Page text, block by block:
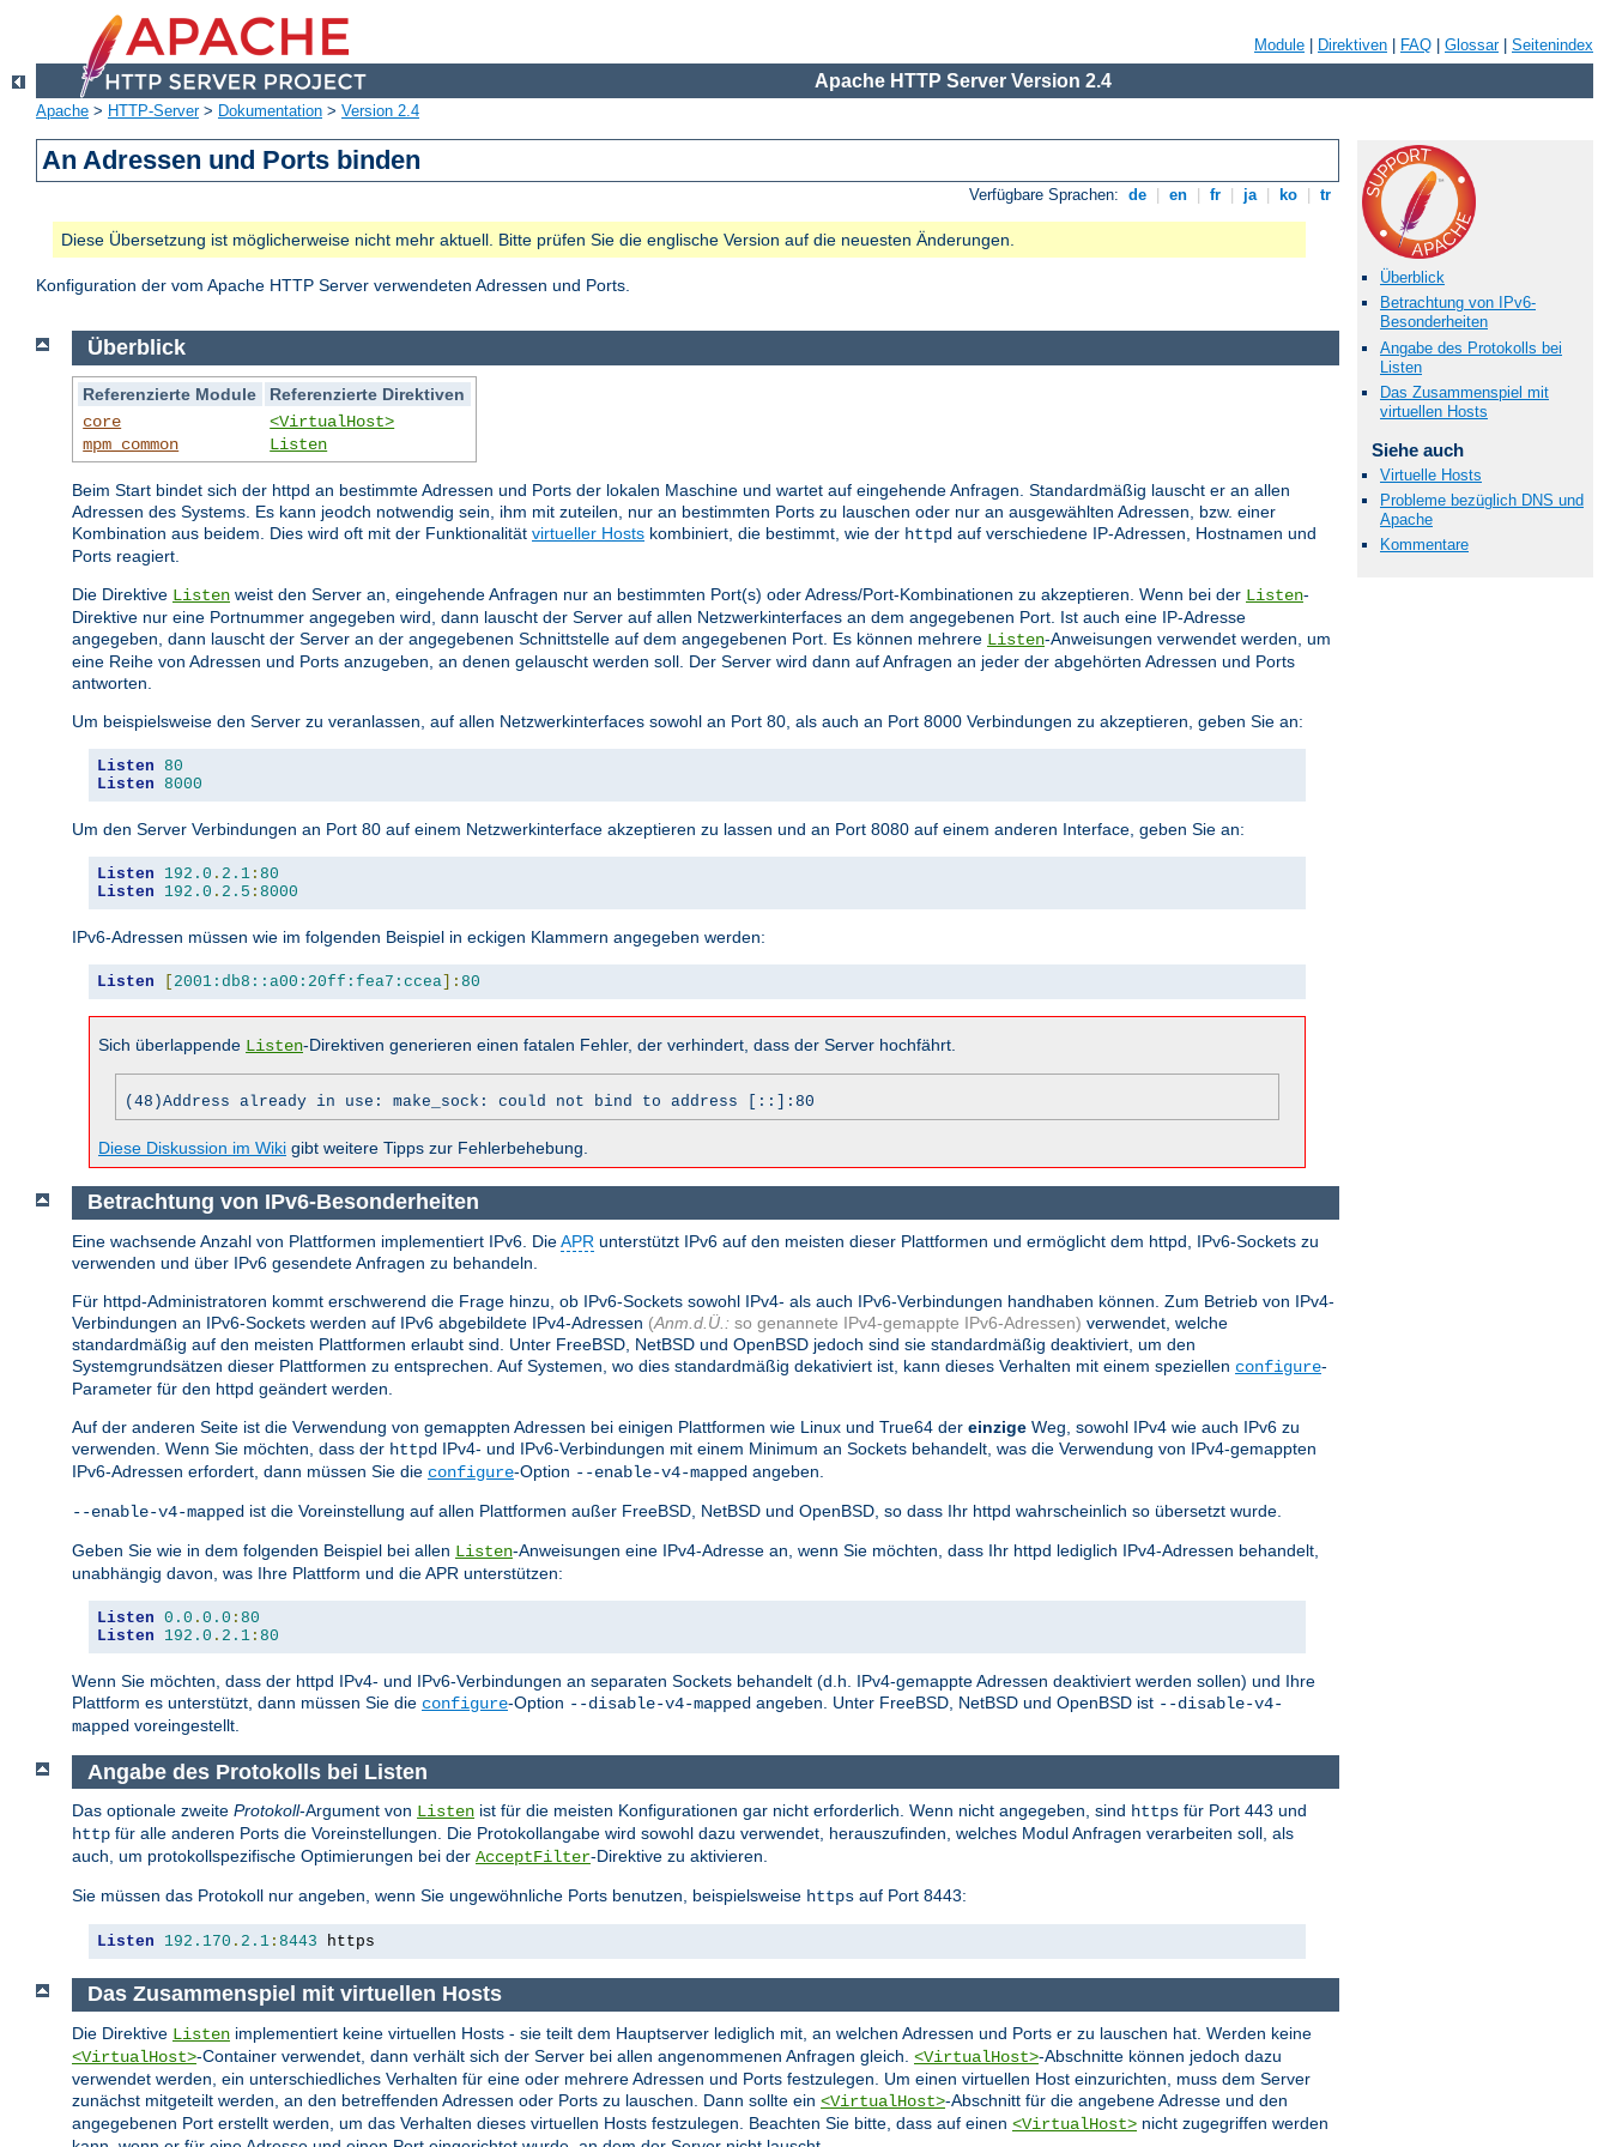
Module Direktiven FAQ Glossar| Seitenindex
Apache HTTP Server Version 2.4
Apache > HTTP-Server> Dokumentation > Version 2.4
An Adressen und Ports binden
Verfügbare Sprachen: de en fr ja ko tr
Diese Übersetzung ist möglicherweise nicht mehr aktuell. Bitte prüfen Sie die englische Version auf die neuesten Änderungen.
Konfiguration der vom Apache HTTP Server verwendeten Adressen und Ports.
Überblick
Betrachtung von IPv6-
Besonderheiten
Angabe des Protokolls bei
Listen
Das Zusammenspiel mit
virtuellen Hosts
Siehe auch
Virtuelle Hosts
Probleme bezüglich DNS und
Apache
Kommentare
Überblick
Referenzierte Module
Referenzierte Direktiven
core
mpm_common
<VirtualHost>
Listen
Beim Start bindet sich der httpd an bestimmte Adressen und Ports der lokalen Maschine und wartet auf eingehende Anfragen. Standardmäßig lauscht er an allen
Adressen des Systems. Es kann jeodch notwendig sein, ihm mit zuteilen, nur an bestimmten Ports zu lauschen oder nur an ausgewählten Adressen, bzw. einer
Kombination aus beidem. Dies wird oft mit der Funktionalität virtueller Hosts kombiniert, die bestimmt, wie der httpd auf verschiedene IP-Adressen, Hostnamen und
Ports reagiert.
Die Direktive Listen weist den Server an, eingehende Anfragen nur an bestimmten Port(s) oder Adress/Port-Kombinationen zu akzeptieren. Wenn bei der Listen-
Direktive nur eine Portnummer angegeben wird, dann lauscht der Server auf allen Netzwerkinterfaces an dem angegebenen Port. Ist auch eine IP-Adresse
angegeben, dann lauscht der Server an der angegebenen Schnittstelle auf dem angegebenen Port. Es können mehrere Listen-Anweisungen verwendet werden, um
eine Reihe von Adressen und Ports anzugeben, an denen gelauscht werden soll. Der Server wird dann auf Anfragen an jeder der abgehörten Adressen und Ports
antworten.
Um beispielsweise den Server zu veranlassen, auf allen Netzwerkinterfaces sowohl an Port 80, als auch an Port 8000 Verbindungen zu akzeptieren, geben Sie an:
Listen 80
Listen 8000
Um den Server Verbindungen an Port 80 auf einem Netzwerkinterface akzeptieren zu lassen und an Port 8080 auf einem anderen Interface, geben Sie an:
Listen 192.0 . 2.1 : 80
Listen
192.0 . 2.5 : 8000
IPv6-Adressen müssen wie im folgenden Beispiel in eckigen Klammern angegeben werden:
Listen [ 2001:db8::a00:20ff:fea7:ccea]: 80
Sich überlappende Listen-Direktiven generieren einen fatalen Fehler, der verhindert, dass der Server hochfährt.
(48)Address already in use: make_sock: could not bind to address [::]:80
Diese Diskussion im Wiki gibt weitere Tipps zur Fehlerbehebung.
Betrachtung von IPv6-Besonderheiten
Eine wachsende Anzahl von Plattformen implementiert IPv6. DieAPR unterstützt IPv6 auf den meisten dieser Plattformen und ermöglicht dem httpd, IPv6-Sockets zu
verwenden und über IPv6 gesendete Anfragen zu behandeln.
Für httpd-Administratoren kommt erschwerend die Frage hinzu, ob IPv6-Sockets sowohl IPv4- als auch IPv6-Verbindungen handhaben können. Zum Betrieb von IPv4-
Verbindungen an IPv6-Sockets werden auf IPv6 abgebildete IPv4-Adressen (Anm.d.Ü.: so genannete IPv4-gemappte IPv6-Adressen) verwendet, welche
standardmäßig auf den meisten Plattformen erlaubt sind. Unter FreeBSD, NetBSD und OpenBSD jedoch sind sie standardmäßig deaktiviert, um den
Systemgrundsätzen dieser Plattformen zu entsprechen. Auf Systemen, wo dies standardmäßig dekativiert ist, kann dieses Verhalten mit einem speziellen configure-
Parameter für den httpd geändert werden.
Auf der anderen Seite ist die Verwendung von gemappten Adressen bei einigen Plattformen wie Linux und True64 der einzige Weg, sowohl IPv4 wie auch IPv6 zu
verwenden. Wenn Sie möchten, dass der httpd IPv4- und IPv6-Verbindungen mit einem Minimum an Sockets behandelt, was die Verwendung von IPv4-gemappten
IPv6-Adressen erfordert, dann müssen Sie die configure-Option --enable-v4-mapped angeben.
--enable-v4-mapped ist die Voreinstellung auf allen Plattformen außer FreeBSD, NetBSD und OpenBSD, so dass Ihr httpd wahrscheinlich so übersetzt wurde.
Geben Sie wie in dem folgenden Beispiel bei allen Listen-Anweisungen eine IPv4-Adresse an, wenn Sie möchten, dass Ihr httpd lediglich IPv4-Adressen behandelt,
unabhängig davon, was Ihre Plattform und die APR unterstützen:
Listen 0.0 . 0.0 : 80
Listen
192.0 . 2.1 : 80
Wenn Sie möchten, dass der httpd IPv4- und IPv6-Verbindungen an separaten Sockets behandelt (d.h. IPv4-gemappte Adressen deaktiviert werden sollen) und Ihre
Plattform es unterstützt, dann müssen Sie die configure-Option --disable-v4-mapped angeben. Unter FreeBSD, NetBSD und OpenBSD ist --disable-v4-
mapped voreingestellt.
Angabe des Protokolls bei Listen
Das optionale zweite Protokoll-Argument von Listen ist für die meisten Konfigurationen gar nicht erforderlich. Wenn nicht angegeben, sind https für Port 443 und
http für alle anderen Ports die Voreinstellungen. Die Protokollangabe wird sowohl dazu verwendet, herauszufinden, welches Modul Anfragen verarbeiten soll, als
auch, um protokollspezifische Optimierungen bei der AcceptFilter-Direktive zu aktivieren.
Sie müssen das Protokoll nur angeben, wenn Sie ungewöhnliche Ports benutzen, beispielsweise https auf Port 8443:
Listen 192.170 . 2.1 : 8443 https
Das Zusammenspiel mit virtuellen Hosts
Die Direktive Listen implementiert keine virtuellen Hosts - sie teilt dem Hauptserver lediglich mit, an welchen Adressen und Ports er zu lauschen hat. Werden keine
<VirtualHost>-Container verwendet, dann verhält sich der Server bei allen angenommenen Anfragen gleich. <VirtualHost>-Abschnitte können jedoch dazu
verwendet werden, ein unterschiedliches Verhalten für eine oder mehrere Adressen und Ports festzulegen. Um einen virtuellen Host einzurichten, muss dem Server
zunächst mitgeteilt werden, an den betreffenden Adressen oder Ports zu lauschen. Dann sollte ein <VirtualHost>-Abschnitt für die angebene Adresse und den
angegebenen Port erstellt werden, um das Verhalten dieses virtuellen Hosts festzulegen. Beachten Sie bitte, dass auf einen <VirtualHost> nicht zugegriffen werden